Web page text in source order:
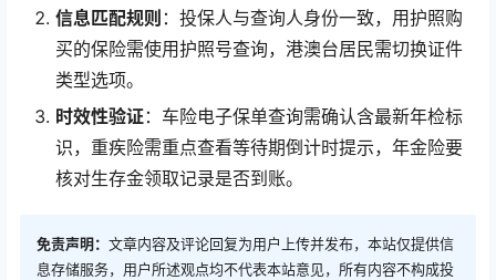
信息匹配规则 ：投保人与查询人身份一致，用护照购
买的保险需使用护照号查询，港澳台居民需切换证件
类型选项。
时效性验证：车险电子保单查询需确认含最新年检标
识，重疾险需重点查看等待期倒计时提示，年金险要
核对生存金领取记录是否到账。
免责声明： 文章内容及评论回复为用户上传并发布，本站仅提供信
息存储服务，用户所述观点均不代表本站意见，所有内容不构成投